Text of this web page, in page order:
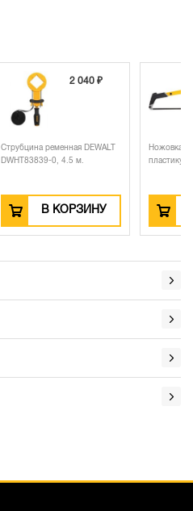
2 040 ₽
Струбцина ременная DEWALT
DWHT83839-0, 4.5 м.
В КОРЗИНУ
Ножовка
пластику